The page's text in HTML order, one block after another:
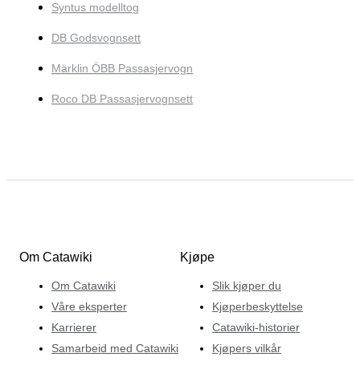
Syntus modelltog
DB Godsvognsett
Märklin ÖBB Passasjervogn
Roco DB Passasjervognsett
Om Catawiki
Om Catawiki
Våre eksperter
Karrierer
Samarbeid med Catawiki
Kjøpe
Slik kjøper du
Kjøperbeskyttelse
Catawiki-historier
Kjøpers vilkår